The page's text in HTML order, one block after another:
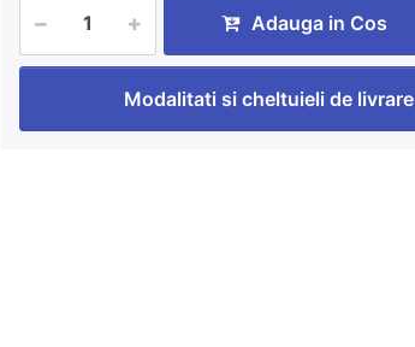
Adauga in Cos
Modalitati si cheltuieli de livrare